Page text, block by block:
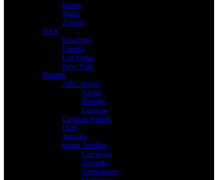
Italien
Malta
Zypern
USA
Road trip
Florida
Las Vegas
New York
Karibik
ABC-Inseln
Aruba
Bonaire
Curacao
Cayman Islands
Haiti
Jamaika
kleine Antillen
Carriacou
Grenada
Grenadinen